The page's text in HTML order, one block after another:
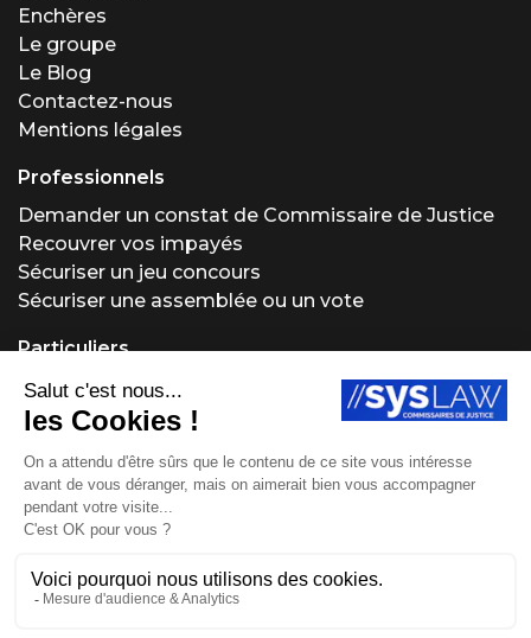
Enchères
Le groupe
Le Blog
Contactez-nous
Mentions légales
Professionnels
Demander un constat de Commissaire de Justice
Recouvrer vos impayés
Sécuriser un jeu concours
Sécuriser une assemblée ou un vote
Particuliers
Demander un constat de Commissaire de Justice
Régler un problème locatif
Obtenir un conseil juridique
Protéger vos créations